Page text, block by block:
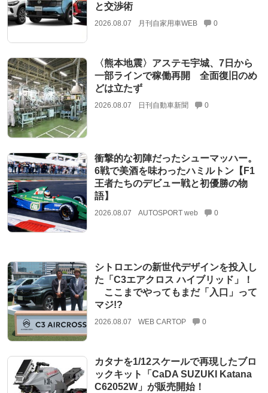
と交渉術
2026.08.07 月刊自家用車WEB 0
〈熊本地震〉アステモ宇城、7日から
一部ラインで稼働再開 全面復旧のめ
どは立たず
2026.08.07 日刊自動車新聞 0
衝撃的な初陣だったシューマッハー。
6戦で美酒を味わったハミルトン【F1
王者たちのデビュー戦と初優勝の物
語】
2026.08.07 AUTOSPORT web 0
シトロエンの新世代デザインを投入し
た「C3エアクロス ハイブリッド」！
ここまでやってもまだ「入口」って
マジ!?
2026.08.07 WEB CARTOP 0
カタナを1/12スケールで再現したブロ
ックキット「CaDA SUZUKI Katana
C62052W」が販売開始！